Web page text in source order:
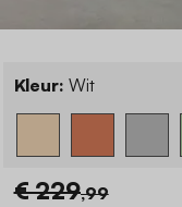
Kleur: Wit
€ 229,99